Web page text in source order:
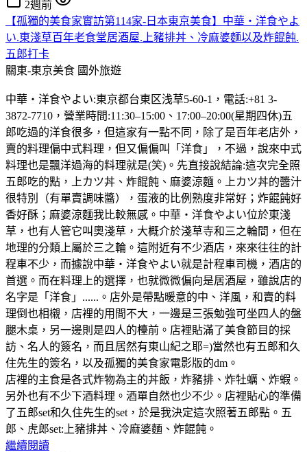
2週前
【孤獨的美食家實訪第114家-日本東京美食】中華・洋食やよ
い.東淺草百年老食堂居酒屋.上豬排丼、冷麻婆麵以及炸餛飩.
五郎打卡
關東-東京美食 國外旅遊
中華・洋食やよい:東京都台東区浅草5-60-1，電話:+81 3-
3872-7710，營業時間:11:30–15:00、17:00–20:00(星期四休)五
郎吃過的洋食很多，但這家有一點不同，除了是百年老店外，
賣的料理偏中式料理，但又偏偏叫「洋食」，不過，說來中式
料理也是飄洋過海的料理就是(笑)。先直接說結論:這次完全照
五郎吃的點，上カツ丼、炸餛飩、麻婆涼麵。上カツ丼的醬汁
很特別（有單賣調味醬），蛋液的比例熟度非常好；炸餛飩好
香好酥；麻婆涼麵我比較無感。中華・洋食やよい位於東淺
草，也有人管它叫奧淺草，大概介於淺草寺和三之輪間，但在
地理的分類上屬於三之輪。這附近有不少酒店，來來往往的計
程車不少，而據說中華・洋食やよい就是計程車司機，酒店的
首選。而在料理上的選擇，也就微微偏向是居酒屋，雖說店的
名字是「洋食」......。店外是帶點暖意的中、洋風，和賣的料
理倒也相櫬，店裡的用間不大，一邊是三張勉強可坐四人的盤
腿木桌，另一邊則是四人的檯前。店裡貼滿了美食節目的採
訪、名人的簽名，而且居然有東山紀之耶=)當然也有五郎和久
住先生的簽名，以及孤獨的美食家電影版的dm。
店裡的主食是各式炸物為主的丼飯，炸豬排、炸牡蠣、炸蝦。
另外也有不少下酒料理。酒單自然也少不少。店裡貼心的準備
了五郎set和久住先生的set，於是我決定這次照著五郎點。五
郎、虎郎set:上豬排丼、冷麻婆麵、炸餛飩。
繼續閱讀